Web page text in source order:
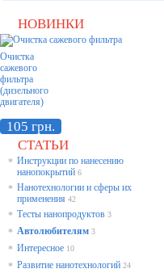
НОВИНКИ
Очистка
сажевого
фильтра
(дизельного
двигателя)
105 грн.
СТАТЬИ
* Инструкции по нанесению
нанопокрытий 6
* Нанотехнологии и сферы их
применения 42
* Тесты нанопродуктов 3
* Автолюбителям 3
* Интересное 10
* Развитие нанотехнологий 24